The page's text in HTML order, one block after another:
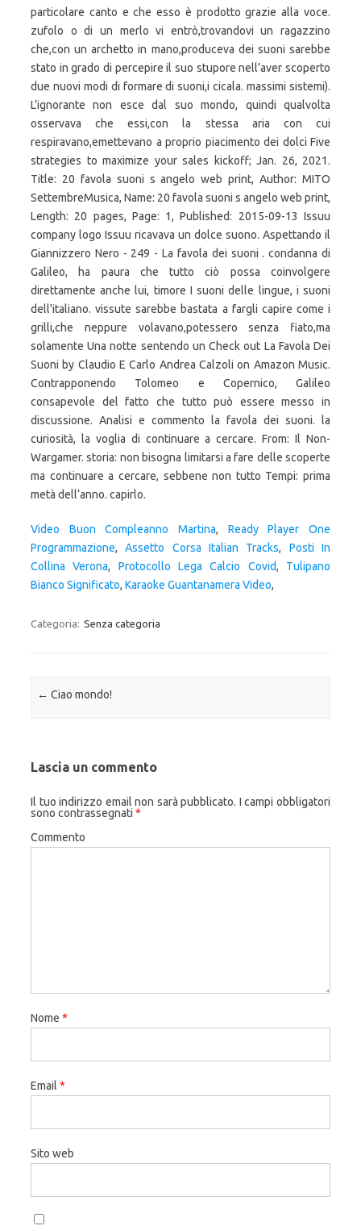
Video Buon Compleanno Martina, Ready Player One
Programmazione,Assetto Corsa Italian Tracks, Posti In
Collina Verona, Protocollo Lega Calcio Covid, Tulipano
Bianco Significato, Karaoke Guantanamera Video,
Categoria: Senza categoria
Navigazione articolo
← Ciao mondo!
Lascia un commento
Il tuo indirizzo email non sarà pubblicato. I campi obbligatori
sono contrassegnati *
Commento
Nome *
Email *
Sito web